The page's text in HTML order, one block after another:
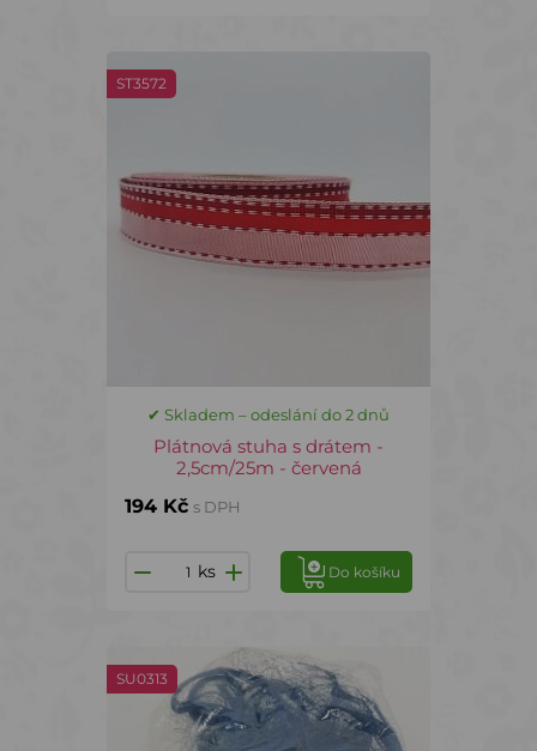
ST3572
✔ Skladem – odeslání do 2 dnů
Plátnová stuha s drátem -
2,5cm/25m - červená
194 Kč s DPH
ks Do košíku
SU0313